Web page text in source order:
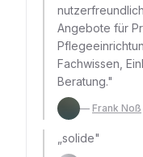
Angebote für
Fachwissen,
Beratung."
— Frank Noß
solide"